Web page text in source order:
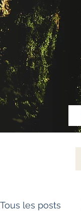
Tous les posts